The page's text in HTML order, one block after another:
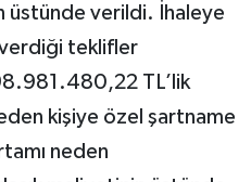
üstünde verildi. İhaleye
verdiği teklifler
TL’lik
kişiye özel şartname
neden